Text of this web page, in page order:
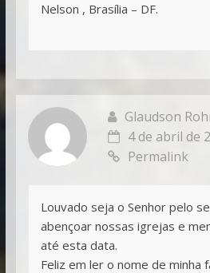
Nelson , Brasília – DF.
Glaudson
4 de abril de
Permalink
Louvado seja o Senhor pelo
abençoar nossas igrejas e
até esta data.
Feliz em ler o nome de minha